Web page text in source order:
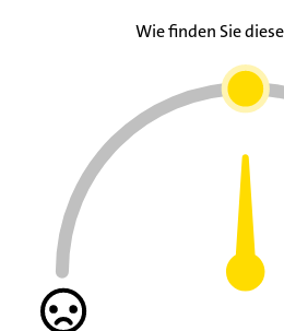
Wie finden Sie